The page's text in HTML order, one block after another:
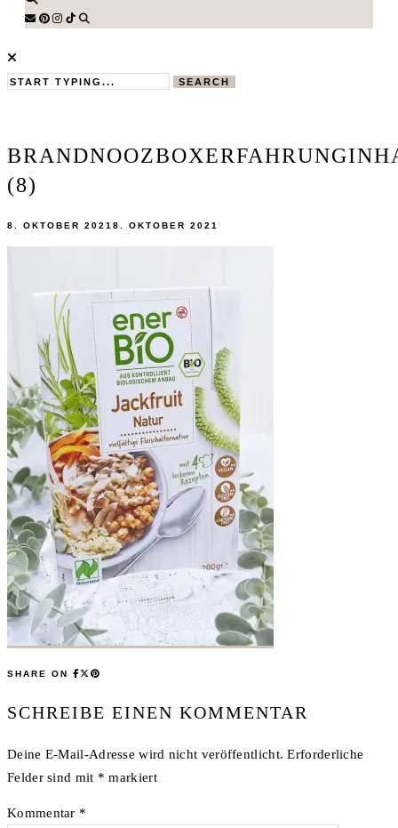
SEARCH
(8)
8. OKTOBER 2021 8. OKTOBER 2021
SHARE ON
SCHREIBE EINEN KOMMENTAR
Deine E-Mail-Adresse wird nicht veröffentlicht. Erforderliche
Felder sind mit * markiert
Kommentar *